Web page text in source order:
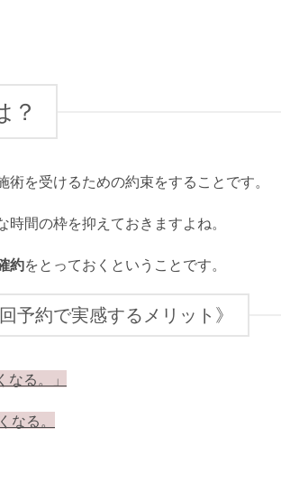
？
を受けるための約束をすることです。
間の枠を抑えておきますよね。
約をとっておくということです。
予約で実感するメリット》
る。」
なる。